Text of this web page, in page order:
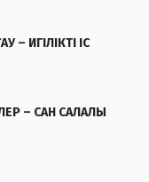
ИГІЛІКТІ ІС
– САН САЛАЛЫ